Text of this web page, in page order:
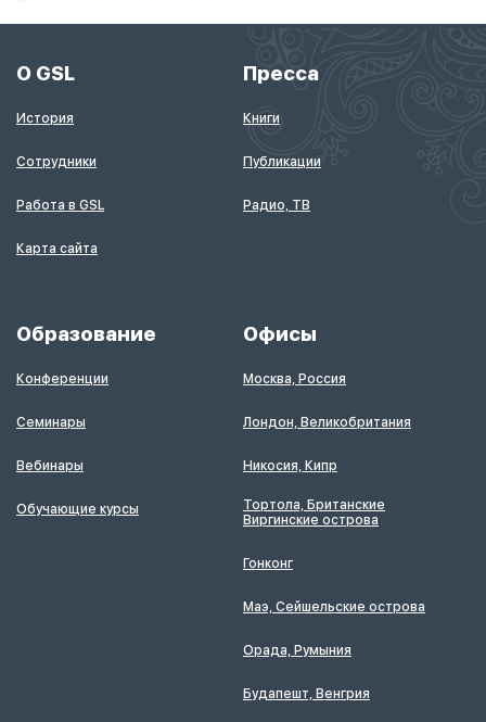
О GSL
История
Сотрудники
Работа в GSL
Карта сайта
Пресса
Книги
Публикации
Радио, ТВ
Образование
Конференции
Семинары
Вебинары
Обучающие курсы
Офисы
Москва, Россия
Лондон, Великобритания
Никосия, Кипр
Тортола, Британские
Виргинские острова
Гонконг
Маэ, Сейшельские острова
Орада, Румыния
Будапешт, Венгрия